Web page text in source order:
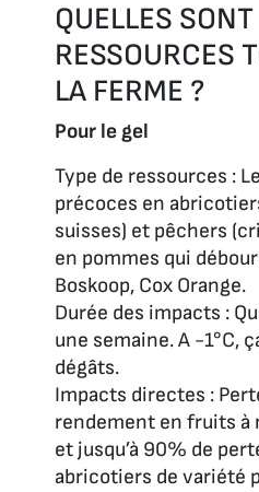
QUELLES
RESSOURCES
LA FERME ?
Pour le gel
Type de ressources :
précoces en
suisses) et pêchers
en pommes qui
Boskoop, Cox Orange.
Durée des impacts :
une semaine. A -1°C,
dégâts.
Impacts directes :
rendement en fruits à
et jusqu’à 90% de
abricotiers de variété